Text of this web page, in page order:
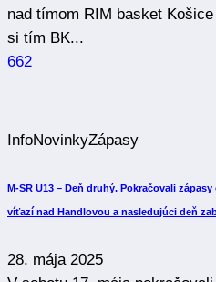
nad tímom RIM basket
si tím BK...
662
InfoNovinkyZápasy
M-SR U13 – Deň druhý. Pokračovali
víťazí nad Handlovou a nasledujúci deň
28. mája 2025